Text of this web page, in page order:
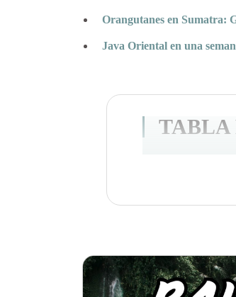
Orangutanes en Sumatra:
Java Oriental en una
TABLA